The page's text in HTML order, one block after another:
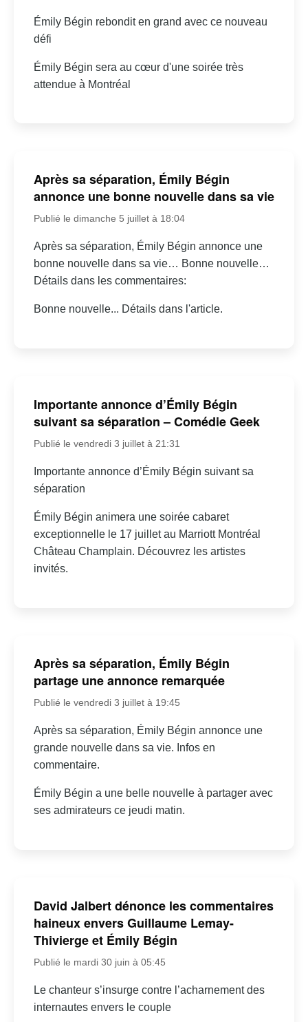
Émily Bégin rebondit en grand avec ce nouveau
défi
Émily Bégin sera au cœur d'une soirée très
attendue à Montréal
Après sa séparation, Émily Bégin
annonce une bonne nouvelle dans sa vie
Publié le dimanche 5 juillet à 18:04
Après sa séparation, Émily Bégin annonce une
bonne nouvelle dans sa vie… Bonne nouvelle…
Détails dans les commentaires:
Bonne nouvelle... Détails dans l'article.
Importante annonce d’Émily Bégin
suivant sa séparation – Comédie Geek
Publié le vendredi 3 juillet à 21:31
Importante annonce d’Émily Bégin suivant sa
séparation
Émily Bégin animera une soirée cabaret
exceptionnelle le 17 juillet au Marriott Montréal
Château Champlain. Découvrez les artistes
invités.
Après sa séparation, Émily Bégin
partage une annonce remarquée
Publié le vendredi 3 juillet à 19:45
Après sa séparation, Émily Bégin annonce une
grande nouvelle dans sa vie. Infos en
commentaire.
Émily Bégin a une belle nouvelle à partager avec
ses admirateurs ce jeudi matin.
David Jalbert dénonce les commentaires
haineux envers Guillaume Lemay-
Thivierge et Émily Bégin
Publié le mardi 30 juin à 05:45
Le chanteur s’insurge contre l’acharnement des
internautes envers le couple